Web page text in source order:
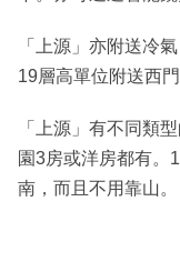
「上源」亦附送冷
19層高單位附送西門
「上源」有不同類
園3房或洋房都有。
南，而且不用靠山。